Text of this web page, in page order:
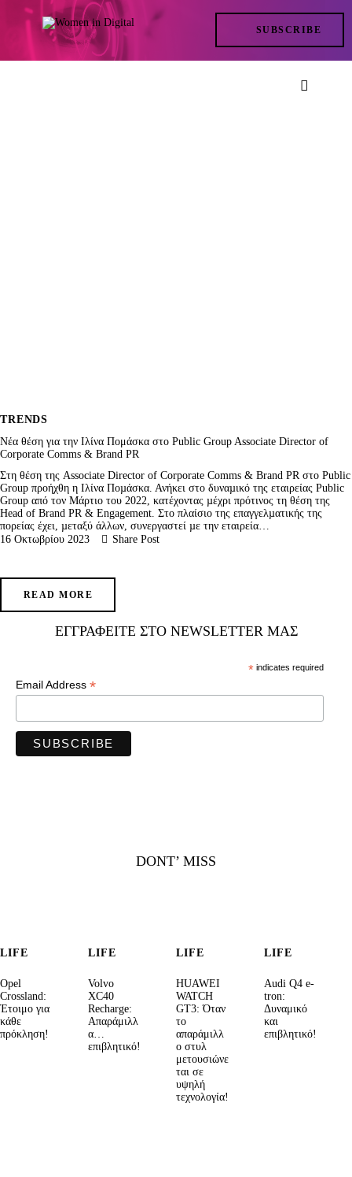
SUBSCRIBE
TRENDS
IN ACTION
TRENDS
Νέα θέση για την Ιλίνα Πομάσκα στο Public Group Associate Director of
Corporate Comms & Brand PR
Στη θέση της Associate Director of Corporate Comms & Brand PR στο Public
Group προήχθη η Ιλίνα Ποµάσκα. Ανήκει στο δυναµικό της εταιρείας Public
Group από τον Μάρτιο του 2022, κατέχοντας µέχρι πρότινος τη θέση της
Head of Brand PR & Engagement. Στο πλαίσιο της επαγγελµατικής της
πορείας έχει, µεταξύ άλλων, συνεργαστεί µε την εταιρεία…
16 Οκτωβρίου 2023
Share Post
READ MORE
ΕΓΓΡΑΦΕΊΤΕ ΣΤΟ NEWSLETTER ΜΑΣ
*indicates required
Email Address *
DONT’ MISS
LIFE
Opel
Crossland:
Έτοιμο για
κάθε
πρόκληση!
LIFE
Volvo
XC40
Recharge:
Απαράμιλλ
α…
επιβλητικό!
LIFE
HUAWEI
WATCH
GT3: Όταν
το
απαράμιλλ
ο στυλ
μετουσιώνε
ται σε
υψηλή
τεχνολογία!
LIFE
Audi Q4 e-
tron:
Δυναμικό
και
επιβλητικό!